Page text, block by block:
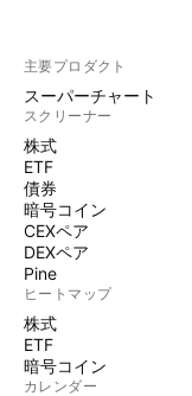
主要プロダクト
スーパーチャート
スクリーナー
株式
ETF
債券
暗号コイン
CEXペア
DEXペア
Pine
ヒートマップ
株式
ETF
暗号コイン
カレンダー